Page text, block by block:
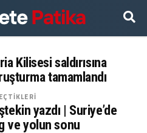
Kilisesi saldırısına
tamamlandı
yazdı | Suriye’de
ve yolun sonu